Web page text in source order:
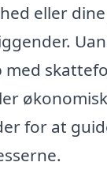
eller
for at